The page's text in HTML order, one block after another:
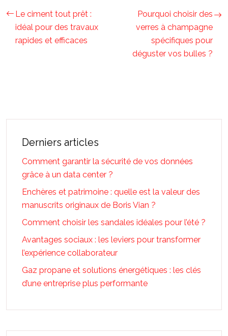
Le ciment tout prêt :
idéal pour des travaux
rapides et efficaces
Pourquoi choisir des
verres à champagne
spécifiques pour
déguster vos bulles ?
Derniers articles
Comment garantir la sécurité de vos données
grâce à un data center ?
Enchères et patrimoine : quelle est la valeur des
manuscrits originaux de Boris Vian ?
Comment choisir les sandales idéales pour l’été ?
Avantages sociaux : les leviers pour transformer
l’expérience collaborateur
Gaz propane et solutions énergétiques : les clés
d’une entreprise plus performante